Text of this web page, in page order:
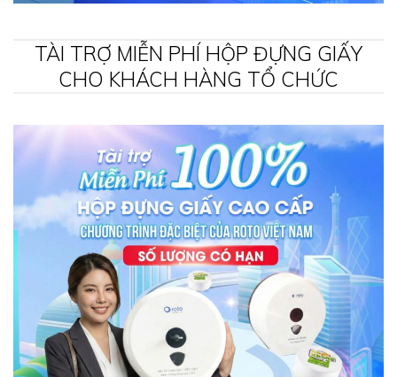
TÀI TRỢ MIỄN PHÍ HỘP ĐỰNG GIẤY
CHO KHÁCH HÀNG TỔ CHỨC